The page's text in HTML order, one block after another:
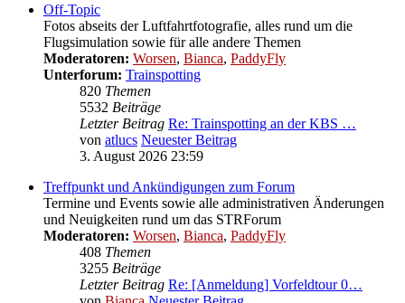
Off-Topic
Fotos abseits der Luftfahrtfotografie, alles rund um die
Flugsimulation sowie für alle andere Themen
Moderatoren: Worsen, Bianca, PaddyFly
Unterforum: Trainspotting
820 Themen
5532 Beiträge
Letzter Beitrag Re: Trainspotting an der KBS …
von atlucs Neuester Beitrag
3. August 2026 23:59
Treffpunkt und Ankündigungen zum Forum
Termine und Events sowie alle administrativen Änderungen
und Neuigkeiten rund um das STRForum
Moderatoren: Worsen, Bianca, PaddyFly
408 Themen
3255 Beiträge
Letzter Beitrag Re: [Anmeldung] Vorfeldtour 0…